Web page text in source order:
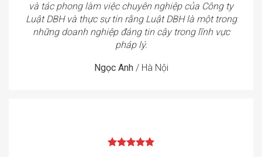
và tác phong làm việc chuyên nghiệp của Công ty
Luật DBH và thực sự tin rằng Luật DBH là một trong
những doanh nghiệp đáng tin cậy trong lĩnh vực
pháp lý.
Ngọc Anh / Hà Nội